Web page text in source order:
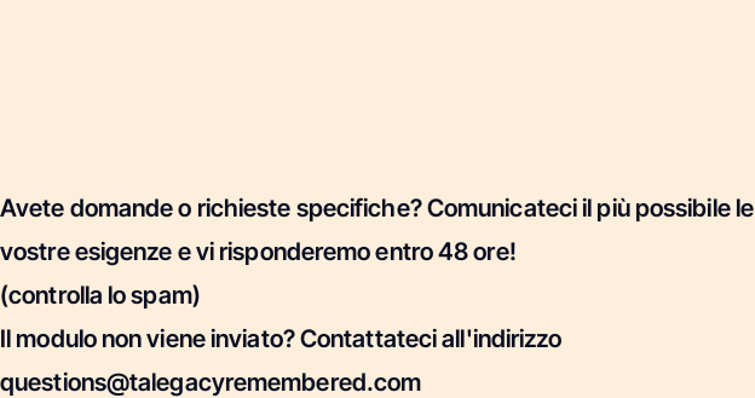
Avete domande o richieste specifiche? Comunicateci il più possibile le
vostre esigenze e vi risponderemo entro 48 ore!
(controlla lo spam)
Il modulo non viene inviato? Contattateci all'indirizzo
questions@talegacyremembered.com